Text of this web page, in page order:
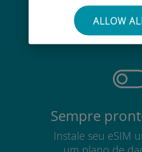
ALLOW
Não há
seu cartão
Sempre
Instale seu eSIM